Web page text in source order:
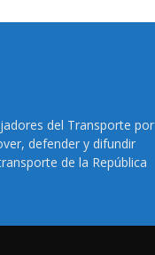
del Transporte por
defender y difundir
de la República